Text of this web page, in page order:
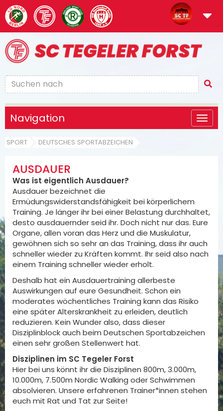
Navigation
SPORT DEUTSCHES SPORTABZEICHEN
AUSDAUER
Was ist eigentlich Ausdauer?
Ausdauer bezeichnet die
Ermüdungswiderstandsfähigkeit bei körperlichem
Training. Je länger ihr bei einer Belastung durchhaltet,
desto ausdauernder seid ihr. Doch nicht nur das. Eure
Organe, allen voran das Herz und die Muskulatur,
gewöhnen sich so sehr an das Training, dass ihr auch
schneller wieder zu Kräften kommt. Ihr seid also nach
einem Training schneller wieder erholt.
Deshalb hat ein Ausdauertraining allerbeste
Auswirkungen auf eure Gesundheit. Schon ein
moderates wöchentliches Training kann das Risiko
eine später Alterskrankheit zu erleiden, deutlich
reduzieren. Kein Wunder also, dass dieser
Disziplinblock auch beim Deutschen Sportabzeichen
einen sehr großen Stellenwert hat.
Disziplinen im SC Tegeler Forst
Hier bei uns könnt ihr die Disziplinen 800m, 3.000m,
10.000m, 7.500m Nordic Walking oder Schwimmen
absolvieren. Unsere erfahrenen Trainer*innen stehen
euch mit Rat und Tat zur Seite!